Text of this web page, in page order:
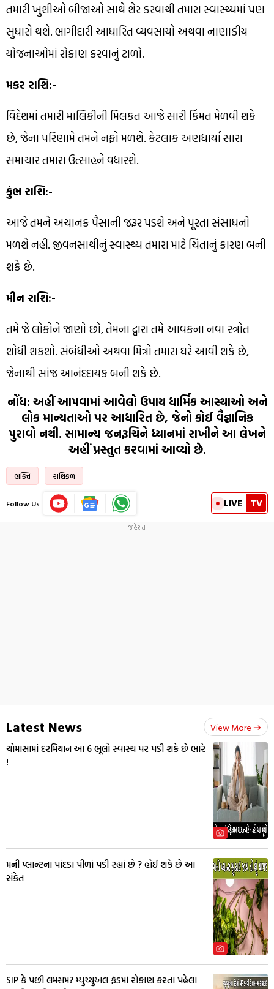
તમારી ખુશીઓ બીજાઓ સાથે શેર કરવાથી તમારા સ્વાસ્થ્યમાં પણ
સુધારો થશે. ભાગીદારી આધારિત વ્યવસાયો અથવા નાણાકીય
યોજનાઓમાં રોકાણ કરવાનું ટાળો.
મકર રાશિ:-
વિદેશમાં તમારી માલિકીની મિલકત આજે સારી કિંમત મેળવી શકે
છે, જેના પરિણામે તમને નફો મળશે. કેટલાક અણધાર્યા સારા
સમાચાર તમારા ઉત્સાહને વધારશે.
કુંભ રાશિ:-
આજે તમને અચાનક પૈસાની જરૂર પડશે અને પૂરતા સંસાધનો
મળશે નહીં. જીવનસાથીનું સ્વાસ્થ્ય તમારા માટે ચિંતાનું કારણ બની
શકે છે.
મીન રાશિ:-
તમે જે લોકોને જાણો છો, તેમના દ્વારા તમે આવકના નવા સ્ત્રોત
શોધી શકશો. સંબંધીઓ અથવા મિત્રો તમારા ઘરે આવી શકે છે,
જેનાથી સાંજ આનંદદાયક બની શકે છે.
નોંધ: અહીં આપવામાં આવેલો ઉપાય ધાર્મિક આસ્થાઓ અને
લોક માન્યતાઓ પર આધારિત છે, જેનો કોઈ વૈજ્ઞાનિક
પુરાવો નથી. સામાન્ય જનરૂચિને ધ્યાનમાં રાખીને આ લેખને
અહીં પ્રસ્તુત કરવામાં આવ્યો છે.
ભક્તિ રાશિફળ
Follow Us LIVE TV
Latest News View More
ચોમાસામાં દરમિયાન આ 6 ભૂલો સ્વાસ્થ પર પડી શકે છે ભારે
!
મની પ્લાન્ટના પાંદડાં પીળાં પડી રહ્યાં છે ? હોઈ શકે છે આ
સંકેત
SIP કે પછી લમસમ? મ્યુચ્યુઅલ ફંડમાં રોકાણ કરતા પહેલાં